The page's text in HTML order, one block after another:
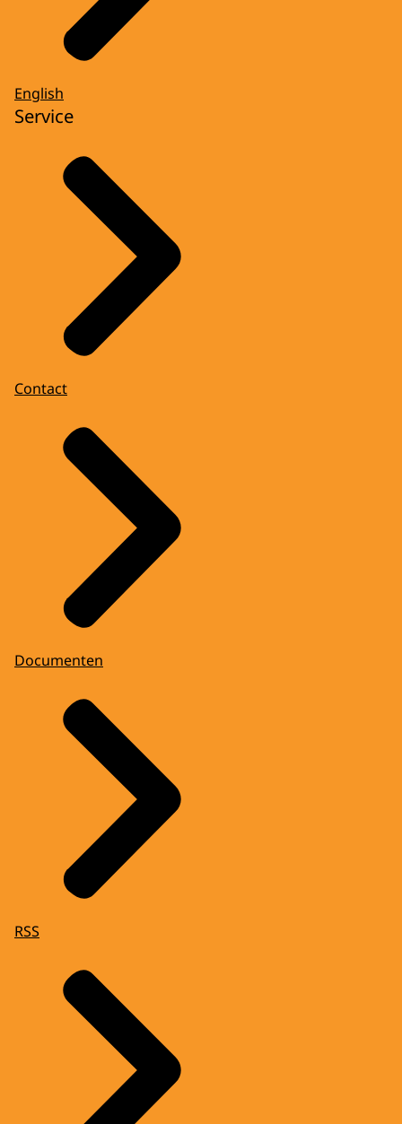
English
Service
Contact
Documenten
RSS